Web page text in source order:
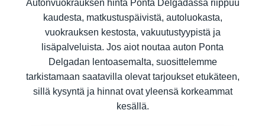
Autonvuokrauksen hinta Ponta Delgadassa riippuu
kaudesta, matkustuspäivistä, autoluokasta,
vuokrauksen kestosta, vakuutustyypistä ja
lisäpalveluista. Jos aiot noutaa auton Ponta
Delgadan lentoasemalta, suosittelemme
tarkistamaan saatavilla olevat tarjoukset etukäteen,
sillä kysyntä ja hinnat ovat yleensä korkeammat
kesällä.